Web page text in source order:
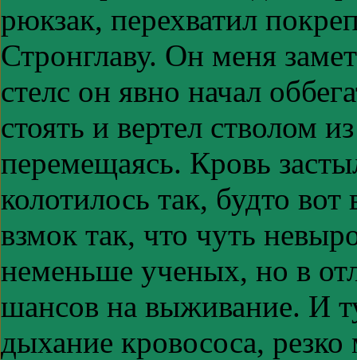
рюкзак, перехватил
Стронглаву. Он меня
стелс он явно начал
стоять и вертел стволом
перемещаясь. Кровь
колотилось так, будто
взмок так, что чуть
неменьше ученых, но в
шансов на выживание. И
дыхание кровососа,